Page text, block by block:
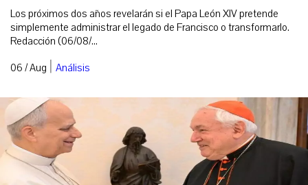
Los próximos dos años revelarán si el Papa León XIV pretende
simplemente administrar el legado de Francisco o transformarlo.
Redacción (06/08/...
06 / Aug | Análisis